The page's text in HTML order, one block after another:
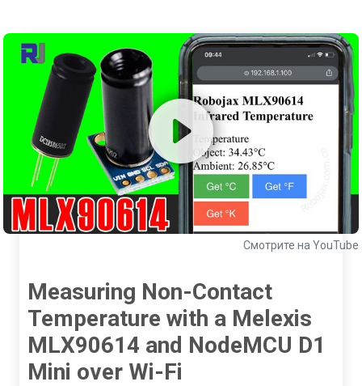
Смотрите на YouTube
Measuring Non-Contact
Temperature with a Melexis
MLX90614 and NodeMCU D1
Mini over Wi-Fi